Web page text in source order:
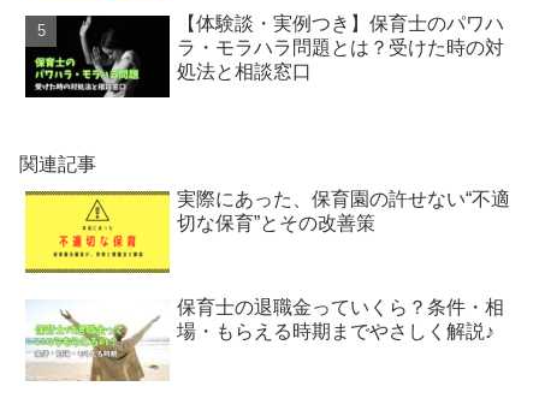
【体験談・実例つき】保育士のパワハ
ラ・モラハラ問題とは？受けた時の対
処法と相談窓口
関連記事
実際にあった、保育園の許せない“不適
切な保育”とその改善策
保育士の退職金っていくら？条件・相
場・もらえる時期までやさしく解説♪